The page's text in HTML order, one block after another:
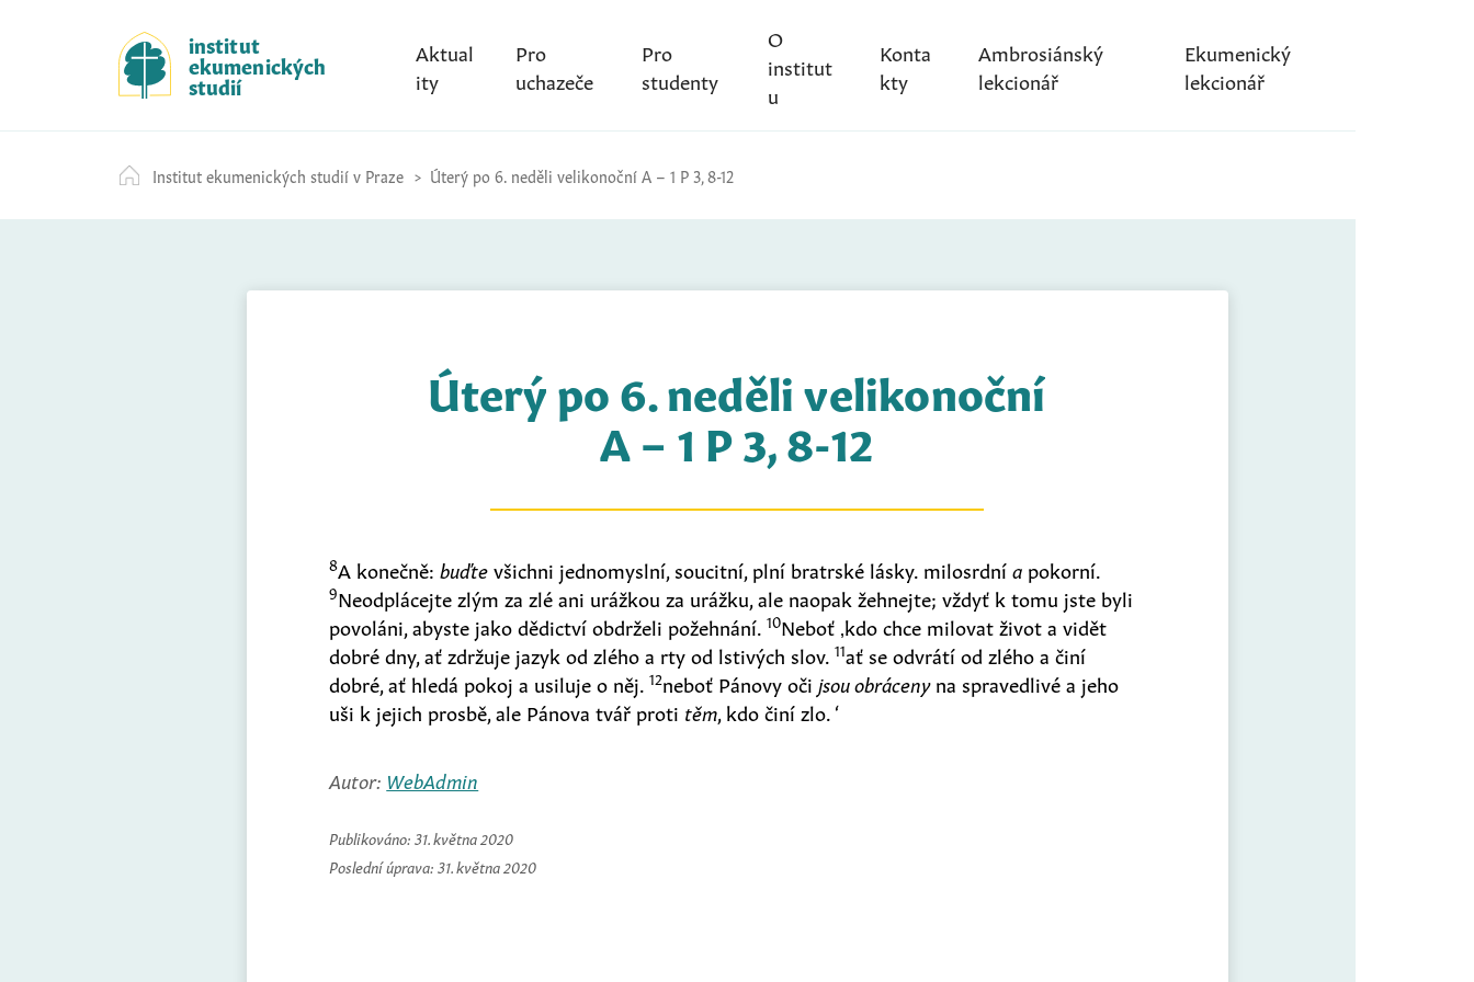
k
i
p
t
c
o
institut
ekumenických
studií
Aktual
ity
Pro
uchazeče
Pro
studenty
O
institut
u
Konta
kty
Ambrosiánský
lekcionář
Ekumenický
lekcionář
Institut ekumenických studií v Praze Úterý po 6. neděli velikonoční A – 1 P 3, 8-12
Úterý po 6. neděli velikonoční
A – 1 P 3, 8-12
8A konečně:buďtevšichni jednomyslní, soucitní, plní bratrské lásky. milosrdnía pokorní.
9Neodplácejte zlým za zlé ani urážkou za urážku, ale naopak žehnejte; vždyť k tomu jste byli
povoláni, abyste jako dědictví obdrželi požehnání.10Neboť ‚kdo chce milovat život a vidět
dobré dny, ať zdržuje jazyk od zlého a rty od lstivých slov.11ať se odvrátí od zlého a činí
dobré, ať hledá pokoj a usiluje o něj.12neboť Pánovy oči jsou obrácenyna spravedlivé a jeho
uši k jejich prosbě, ale Pánova tvář proti těm, kdo činí zlo. ‘
Autor: WebAdmin
Publikováno: 31. května 2020
Poslední úprava: 31. května 2020